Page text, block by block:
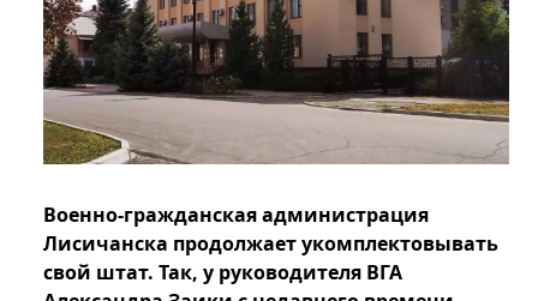
Военно-гражданская администрация
Лисичанска продолжает укомплектовывать
свой штат. Так, у руководителя ВГА